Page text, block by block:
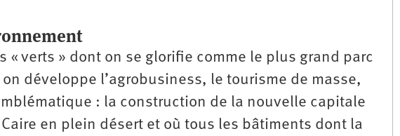
« verts » dont on se glorifie comme le plus grand parc
développe l’agro­business, le tourisme de masse,
: la construction de la nouvelle capitale
en plein désert et où tous les bâtiments dont la